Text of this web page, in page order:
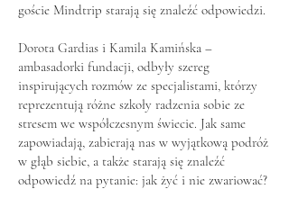
goście Mindtrip starają się znaleźć odpowiedzi.
Dorota Gardias i Kamila Kamińska –
ambasadorki fundacji, odbyły szereg
inspirujących rozmów ze specjalistami, którzy
reprezentują różne szkoły radzenia sobie ze
stresem we współczesnym świecie. Jak same
zapowiadają, zabierają nas w wyjątkową podróż
w głąb siebie, a także starają się znaleźć
odpowiedź na pytanie: jak żyć i nie zwariować?